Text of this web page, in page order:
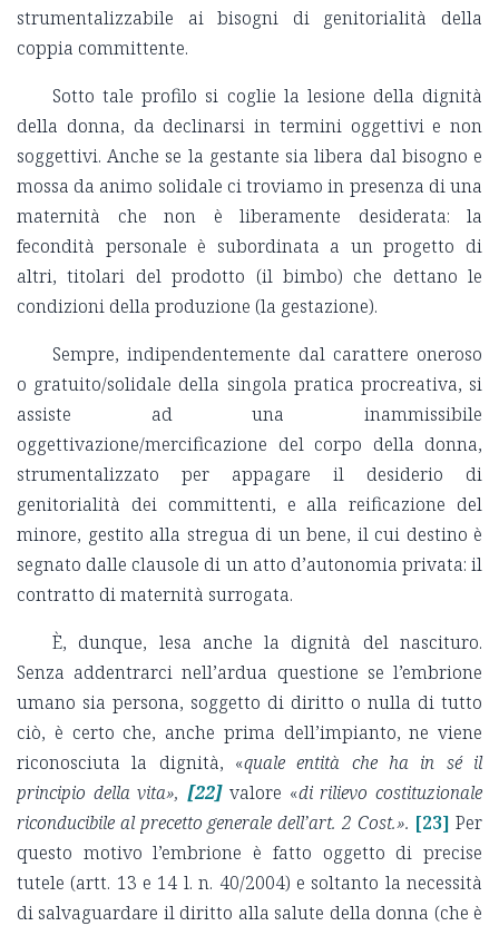
strumentalizzabile ai bisogni di genitorialità della
coppia committente.
Sotto tale profilo si coglie la lesione della dignità
della donna, da declinarsi in termini oggettivi e non
soggettivi. Anche se la gestante sia libera dal bisogno e
mossa da animo solidale ci troviamo in presenza di una
maternità che non è liberamente desiderata: la
fecondità personale è subordinata a un progetto di
altri, titolari del prodotto (il bimbo) che dettano le
condizioni della produzione (la gestazione).
Sempre, indipendentemente dal carattere oneroso
o gratuito/solidale della singola pratica procreativa, si
assiste ad una inammissibile
oggettivazione/mercificazione del corpo della donna,
strumentalizzato per appagare il desiderio di
genitorialità dei committenti, e alla reificazione del
minore, gestito alla stregua di un bene, il cui destino è
segnato dalle clausole di un atto d’autonomia privata: il
contratto di maternità surrogata.
È, dunque, lesa anche la dignità del nascituro.
Senza addentrarci nell’ardua questione se l’embrione
umano sia persona, soggetto di diritto o nulla di tutto
ciò, è certo che, anche prima dell’impianto, ne viene
riconosciuta la dignità, «quale entità che ha in sé il
principio della vita», [22]valore «di rilievo costituzionale
riconducibile al precetto generale dell’art. 2 Cost.». [23] Per
questo motivo l’embrione è fatto oggetto di precise
tutele (artt. 13 e 14 l. n. 40/2004) e soltanto la necessità
di salvaguardare il diritto alla salute della donna (che è